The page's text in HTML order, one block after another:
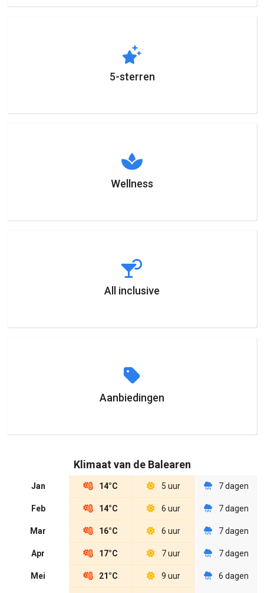
5-sterren
Wellness
All inclusive
Aanbiedingen
Klimaat van de Balearen
Jan 14°C 5 uur 7 dagen
Feb 14°C 6 uur 7 dagen
Mar 16°C 6 uur 7 dagen
Apr 17°C 7 uur 7 dagen
Mei 21°C 9 uur 6 dagen